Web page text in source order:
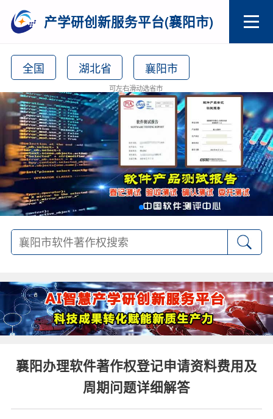
产学研创新服务平台(襄阳市)
全国 湖北省 襄阳市
可左右滑动选省市
襄阳办理软件著作权登记申请资料费用及
周期问题详细解答